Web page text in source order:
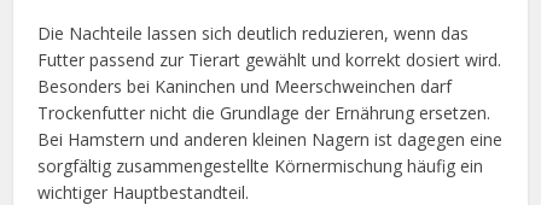
Die Nachteile lassen sich deutlich reduzieren, wenn das
Futter passend zur Tierart gewählt und korrekt dosiert wird.
Besonders bei Kaninchen und Meerschweinchen darf
Trockenfutter nicht die Grundlage der Ernährung ersetzen.
Bei Hamstern und anderen kleinen Nagern ist dagegen eine
sorgfältig zusammengestellte Körnermischung häufig ein
wichtiger Hauptbestandteil.